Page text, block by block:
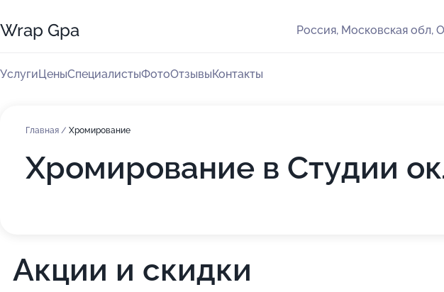
Wrap Gpa Россия, Московская обл,
УслугиЦеныСпециалистыФотоОтзывыКонтакты
Главная / Хромирование
Хромирование в Студии
Акции и скидки